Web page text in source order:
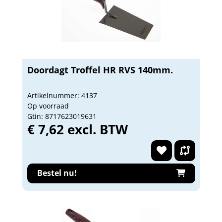
Doordagt Troffel HR RVS 140mm.
Artikelnummer: 4137
Op voorraad
Gtin: 8717623019631
€ 7,62 excl. BTW
Bestel nu!